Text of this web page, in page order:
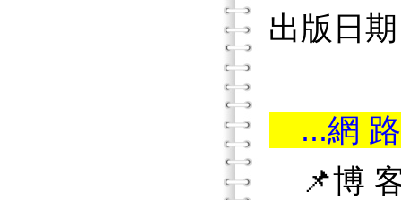
出版日
...網
📌博